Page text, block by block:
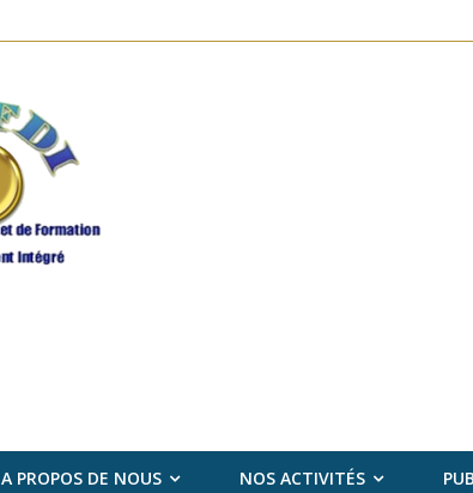
A PROPOS DE NOUS NOS ACTIVITÉS